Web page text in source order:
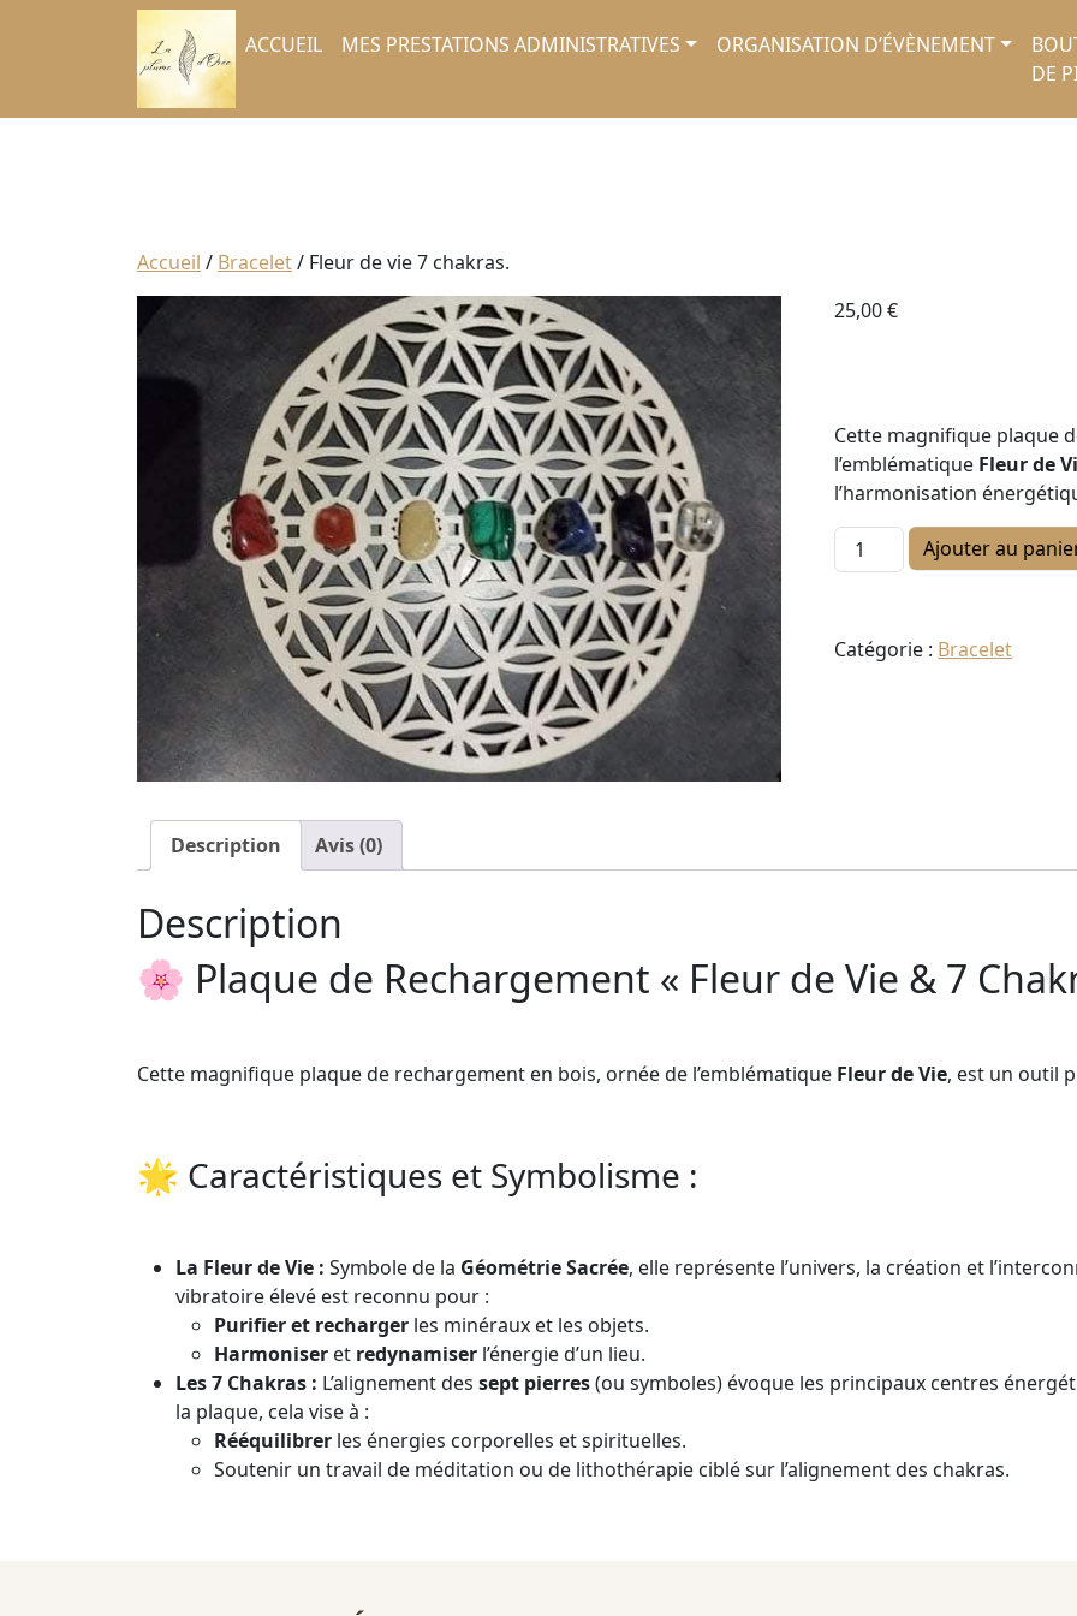
ACCUEIL MES PRESTATIONS ADMINISTRATIVES ORGANISATION D’ÉVÈNEMENT
DE
Accueil / Bracelet/ Fleur de vie 7 chakras.
25,00€
Cette magnifique plaque
l’emblématique Fleur de
l’harmonisation
quantité de Fleur de vie 7
Ajouter au
Catégorie : Bracelet
Description Avis (0)
Description
🌸 Plaque de Rechargement « Fleur de Vie & 7
Cette magnifique plaque de rechargement en bois, ornée de l’emblématique Fleur de Vie, est un outil
🌟 Caractéristiques et Symbolisme :
La Fleur de Vie : Symbole de la Géométrie Sacrée, elle représente l’univers, la création et
vibratoire élevé est reconnu pour :
Purifier et recharger les minéraux et les objets.
Harmoniser et redynamiser l’énergie d’un lieu.
Les 7 Chakras : L’alignement des sept pierres(ou symboles) évoque les principaux centres
la plaque, cela vise à :
Rééquilibrer les énergies corporelles et spirituelles.
Soutenir un travail de méditation ou de lithothérapie ciblé sur l’alignement des chakras.